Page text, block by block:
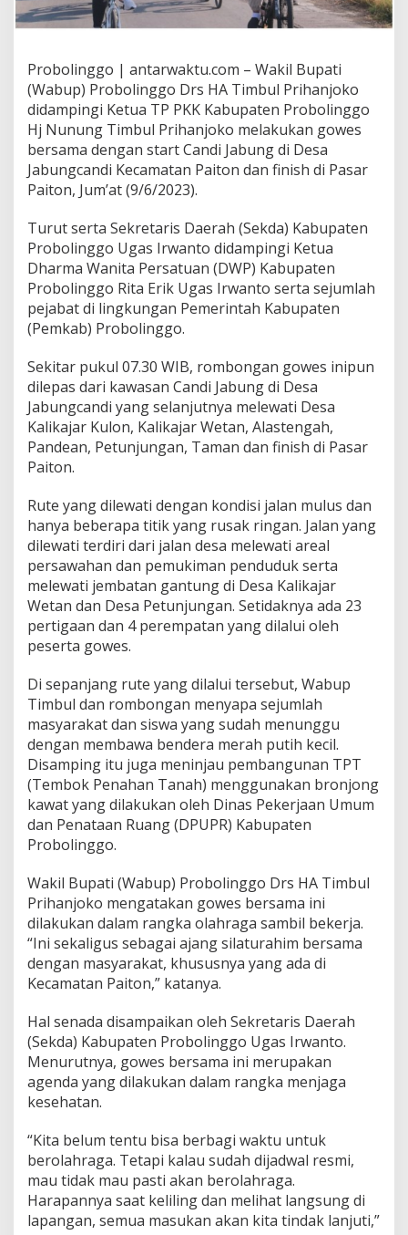
Probolinggo | antarwaktu.com – Wakil Bupati
(Wabup) Probolinggo Drs HA Timbul Prihanjoko
didampingi Ketua TP PKK Kabupaten Probolinggo
Hj Nunung Timbul Prihanjoko melakukan gowes
bersama dengan start Candi Jabung di Desa
Jabungcandi Kecamatan Paiton dan finish di Pasar
Paiton, Jum’at (9/6/2023).
Turut serta Sekretaris Daerah (Sekda) Kabupaten
Probolinggo Ugas Irwanto didampingi Ketua
Dharma Wanita Persatuan (DWP) Kabupaten
Probolinggo Rita Erik Ugas Irwanto serta sejumlah
pejabat di lingkungan Pemerintah Kabupaten
(Pemkab) Probolinggo.
Sekitar pukul 07.30 WIB, rombongan gowes inipun
dilepas dari kawasan Candi Jabung di Desa
Jabungcandi yang selanjutnya melewati Desa
Kalikajar Kulon, Kalikajar Wetan, Alastengah,
Pandean, Petunjungan, Taman dan finish di Pasar
Paiton.
Rute yang dilewati dengan kondisi jalan mulus dan
hanya beberapa titik yang rusak ringan. Jalan yang
dilewati terdiri dari jalan desa melewati areal
persawahan dan pemukiman penduduk serta
melewati jembatan gantung di Desa Kalikajar
Wetan dan Desa Petunjungan. Setidaknya ada 23
pertigaan dan 4 perempatan yang dilalui oleh
peserta gowes.
Di sepanjang rute yang dilalui tersebut, Wabup
Timbul dan rombongan menyapa sejumlah
masyarakat dan siswa yang sudah menunggu
dengan membawa bendera merah putih kecil.
Disamping itu juga meninjau pembangunan TPT
(Tembok Penahan Tanah) menggunakan bronjong
kawat yang dilakukan oleh Dinas Pekerjaan Umum
dan Penataan Ruang (DPUPR) Kabupaten
Probolinggo.
Wakil Bupati (Wabup) Probolinggo Drs HA Timbul
Prihanjoko mengatakan gowes bersama ini
dilakukan dalam rangka olahraga sambil bekerja.
“Ini sekaligus sebagai ajang silaturahim bersama
dengan masyarakat, khususnya yang ada di
Kecamatan Paiton,” katanya.
Hal senada disampaikan oleh Sekretaris Daerah
(Sekda) Kabupaten Probolinggo Ugas Irwanto.
Menurutnya, gowes bersama ini merupakan
agenda yang dilakukan dalam rangka menjaga
kesehatan.
“Kita belum tentu bisa berbagi waktu untuk
berolahraga. Tetapi kalau sudah dijadwal resmi,
mau tidak mau pasti akan berolahraga.
Harapannya saat keliling dan melihat langsung di
lapangan, semua masukan akan kita tindak lanjuti,”